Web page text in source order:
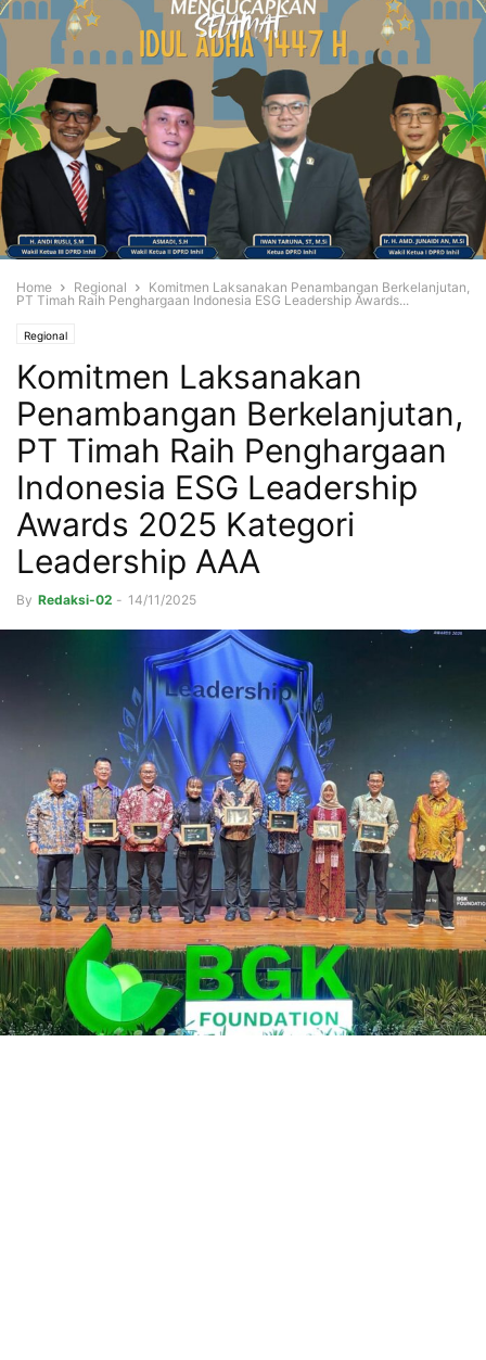
Home Regional
Komitmen Laksanakan Penambangan Berkelanjutan,
PT Timah Raih Penghargaan Indonesia ESG Leadership Awards...
Regional
Komitmen Laksanakan
Penambangan Berkelanjutan,
PT Timah Raih Penghargaan
Indonesia ESG Leadership
Awards 2025 Kategori
Leadership AAA
By Redaksi-02 - 14/11/2025